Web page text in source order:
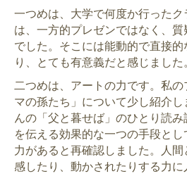
一つめは、大学で何度か行った
は、一方的プレゼンではなく、
でした。そこには能動的で直接
り、とても有意義だと感じました
二つめは、アートの力です。私
マの孫たち」について少し紹介し
んの「父と暮せば」のひとり読
を伝える効果的な一つの手段と
力があると再確認しました。人
感したり、動かされたりする力